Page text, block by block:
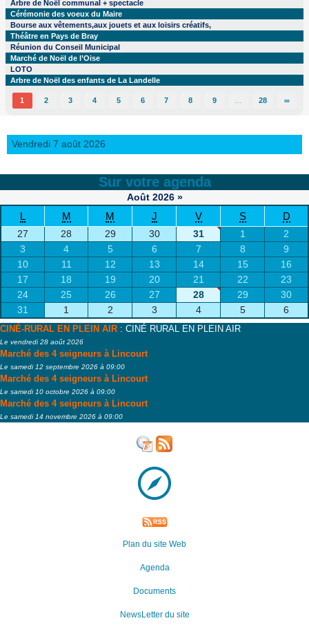
Arbre de Noël communal + spectacle
Cérémonie des voeux du Maire
Bourse aux vêtements,aux jouets et aux loisirs créatifs,
Théâtre en Pays de Bray
Réunion du Conseil Municipal
Marché de Noël de l’Oise
LOTO
Arbre de Noël des enfants de La Landelle
1 2 3 4 5 6 7 8 9 28 ∞
Vendredi 7 août 2026
Sur votre agenda
Août 2026 »
L M M J V S D
27 28 29 30 31 1
2
3
4 5 6 7 8
9
10
11 12 13 14 15
16
17
18 19 20 21 22
23
24
25 26 27 28 29
30
31
1 2 3 4 5 6
CINÉ-RURAL EN PLEIN AIR : CINÉ RURAL EN PLEIN AIR
Le vendredi 28 août 2026
Marché des 4 seigneurs à Lincourt
Le samedi 12 septembre 2026 à 09:00
Marché des 4 seigneurs à Lincourt
Le samedi 10 octobre 2026 à 09:00
Marché des 4 seigneurs à Lincourt
Le samedi 14 novembre 2026 à 09:00
Plan du site Web
Agenda
Documents
NewsLetter du site